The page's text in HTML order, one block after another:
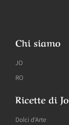
Chi siamo
JO
RO
Ricette di Jo
Dolci d'Arte